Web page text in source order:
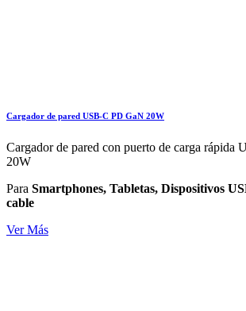
Cargador de pared USB-C PD GaN 20W
Cargador de pared con puerto de carga rápida
20W
Para Smartphones, Tabletas, Dispositivos
cable
Ver Más